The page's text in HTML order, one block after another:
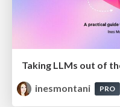
inesmontani
PRO